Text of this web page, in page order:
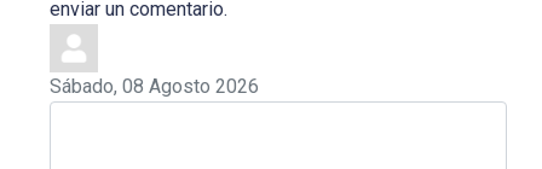
enviar un comentario.
Sábado, 08 Agosto 2026